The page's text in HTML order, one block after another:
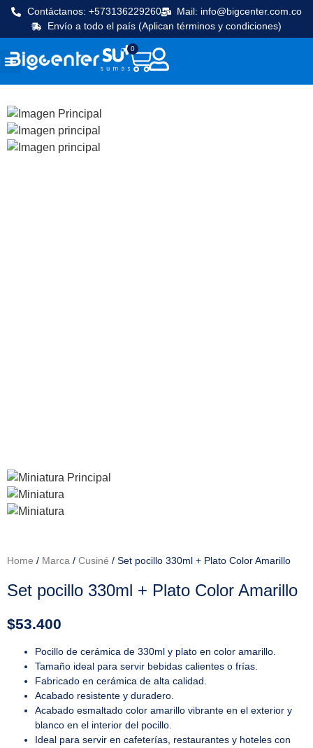
Contáctanos: +573136229260
Mail: info@bigcenter.com.co
Envío a todo el país (Aplican términos y condiciones)
0
Home / Marca / Cusiné / Set pocillo 330ml + Plato Color Amarillo
Set pocillo 330ml + Plato Color Amarillo
$53.400
Pocillo de cerámica de 330ml y plato en color amarillo.
Tamaño ideal para servir bebidas calientes o frías.
Fabricado en cerámica de alta calidad.
Acabado resistente y duradero.
Acabado esmaltado color amarillo vibrante en el exterior y
blanco en el interior del pocillo.
Ideal para servir en cafeterías, restaurantes y hoteles con